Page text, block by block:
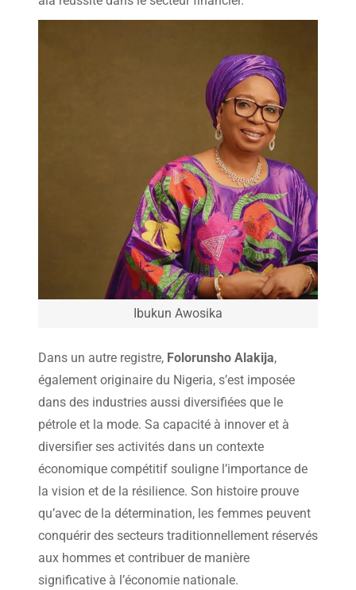
Ibukun Awosika
Dans un autre registre, Folorunsho Alakija,
également originaire du Nigeria, s’est imposée
dans des industries aussi diversifiées que le
pétrole et la mode. Sa capacité à innover et à
diversifier ses activités dans un contexte
économique compétitif souligne l’importance de
la vision et de la résilience. Son histoire prouve
qu’avec de la détermination, les femmes peuvent
conquérir des secteurs traditionnellement réservés
aux hommes et contribuer de manière
significative à l’économie nationale.